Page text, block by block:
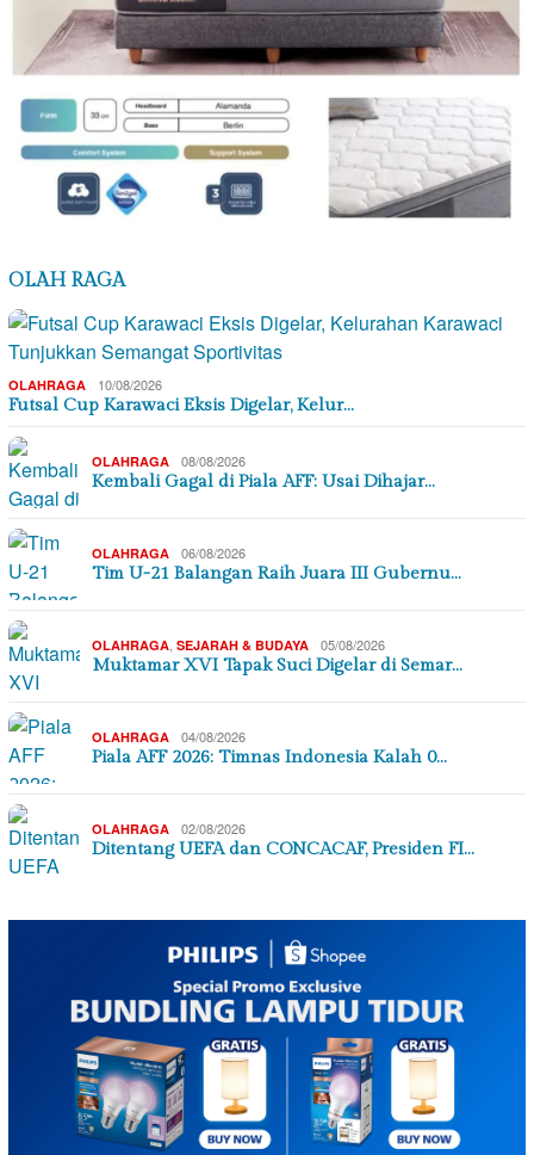
OLAH RAGA
OLAHRAGA 10/08/2026
Futsal Cup Karawaci Eksis Digelar, Kelur…
OLAHRAGA 08/08/2026
Kembali Gagal di Piala AFF: Usai Dihajar…
OLAHRAGA 06/08/2026
Tim U-21 Balangan Raih Juara III Gubernu…
OLAHRAGA SEJARAH & BUDAYA 05/08/2026
Muktamar XVI Tapak Suci Digelar di Semar…
OLAHRAGA 04/08/2026
Piala AFF 2026: Timnas Indonesia Kalah 0…
OLAHRAGA 02/08/2026
Ditentang UEFA dan CONCACAF, Presiden FI…